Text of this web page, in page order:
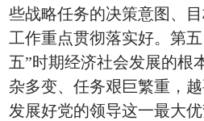
些战略任务的决策意图、目
工作重点贯彻落实好。第
五”时期经济社会发展的根
杂多变、任务艰巨繁重，
发展好党的领导这一最大